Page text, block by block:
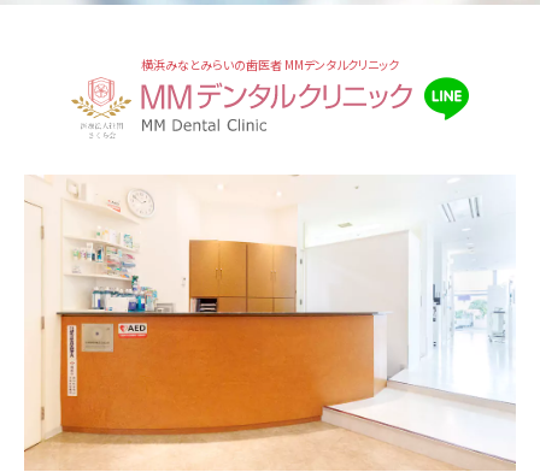
横浜みなとみらいの歯医者 MMデンタルクリニック